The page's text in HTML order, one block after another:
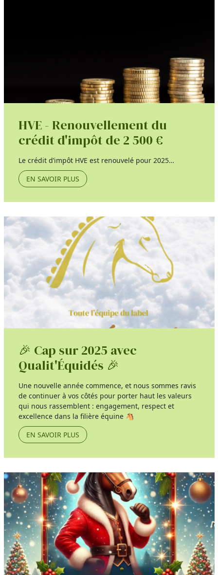
HVE - Renouvellement du
crédit d'impôt de 2 500 €
Le crédit d’impôt HVE est renouvelé pour 2025…
EN SAVOIR PLUS
🎉 Cap sur 2025 avec
Qualit'Équidés 🎉
Une nouvelle année commence, et nous sommes ravis
de continuer à vos côtés pour porter haut les valeurs
qui nous rassemblent : engagement, respect et
excellence dans la filière équine 🐴
EN SAVOIR PLUS